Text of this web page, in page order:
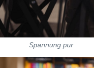
Spannung pur